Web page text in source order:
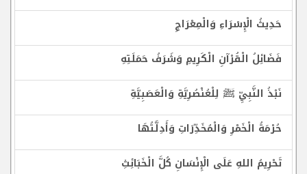
حَدِيثُ الْإِسْرَاءِ وَالْمِعْرَاجِ
فَضَائِلُ الْقُرْآنِ الْكَرِيمِ وَشَرَفُ حَمَلَتِهِ
نَبْذُ النَّبِيِّ ﷺ لِلْعُنْصُرِيَّةِ وَالْعَصَبِيَّةِ
حُرْمَةُ الْخَمْرِ وَالْمُخَدِّرَاتِ وَأَدِلَّتُهَا
تَحْرِيمُ اللهِ عَلَى الْإِنْسَانِ كُلَّ الْخَبَائِثِ